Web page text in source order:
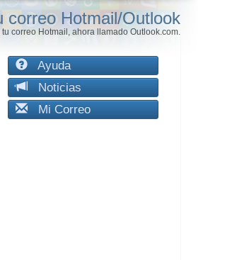
correo Hotmail/Outlook
correo Hotmail, ahora llamado Outlook.com.
Ayuda
Noticias
Mi Correo